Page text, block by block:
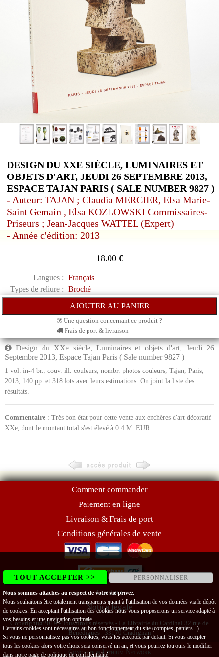
DESIGN DU XXE SIÈCLE, LUMINAIRES ET
OBJETS D'ART, JEUDI 26 SEPTEMBRE 2013,
ESPACE TAJAN PARIS ( SALE NUMBER 9827 )
- Auteur: TAJAN ; Claudia MERCIER, Elsa Marie-
Saint Gemain , Elsa KOZLOWSKI Commissaires-
Priseurs ; Jean-Jacques WATTEL (Expert)
- Année d'édition: 2013
18.00€
Langues :
Français
Types de reliure :
Broché
Une question concernant ce produit ?
Frais de port & livraison
Design du XXe siècle, Luminaires et objets d'art, Jeudi 26
Septembre 2013, Espace Tajan Paris ( Sale number 9827 )
1 vol. in-4 br., couv. ill. couleurs, nombr. photos couleurs, Tajan, Paris,
2013, 140 pp. et 318 lots avec leurs estimations. On joint la liste des
résultats.
Commentaire : Très bon état pour cette vente aux enchères d'art décoratif
XXe, dont le montant total s'est élevé à 0.4 M. EUR
Comment commander
Paiement en ligne
Livraison & Frais de port
Conditions générales de vente
Contact
Notice légale
Copyright@2019 - Tous droits réservés - La Librairie du Cardinal 32 rue de
Bénédigues - 33170 Gradignan
Conception Lithium Network
TOUT ACCEPTER >> PERSONNALISER
Nous sommes attachés au respect de votre vie privée.
Nous souhaitons être totalement transparents quant à l'utilisation de vos données via le dépôt
de cookies. En acceptant l'utilisation des cookies nous vous proposerons un service adapté à
vos besoins et une navigation optimale.
Certains cookies sont nécessaires au bon fonctionnement du site (comptes, paniers...).
Si vous ne personnalisez pas vos cookies, vous les acceptez par défaut. Si vous accepter
tous les cookies alors votre choix sera conservé un an, et vous pourrez toujours le modifier
dans notre page de politique de confidentialité.